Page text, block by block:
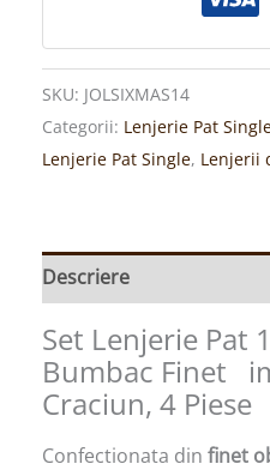
SKU: JOLSIXMAS14
Categorii: Lenjerie Pat
Lenjerie Pat Single, Lenjerii
Descriere
Set Lenjerie Pat
Bumbac Finet
Craciun, 4 Piese
Confectionata din finet